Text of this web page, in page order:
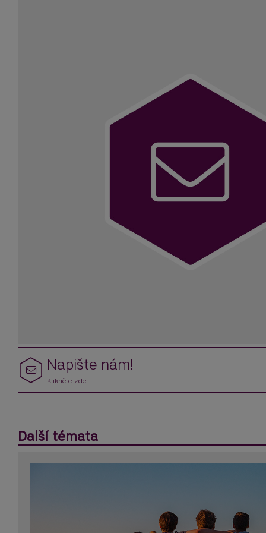
Napište nám!
Klikněte zde
Další témata